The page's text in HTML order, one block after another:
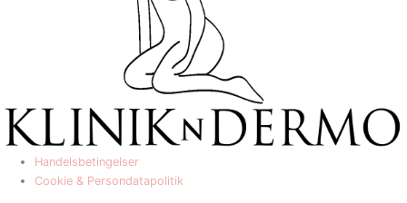
Handelsbetingelser
Cookie & Persondatapolitik